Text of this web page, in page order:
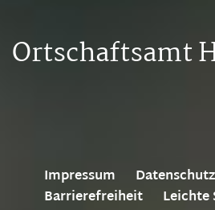
Ortschaftsamt
Impressum Datenschutz
Barrierefreiheit
Leichte